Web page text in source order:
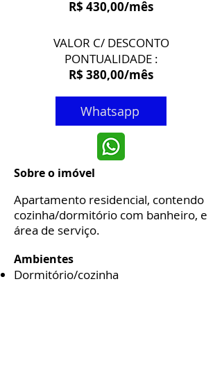
R$ 430,00/mês
VALOR C/ DESCONTO
PONTUALIDADE :
R$ 380,00/mês
Whatsapp
Sobre o imóvel
Apartamento residencial, contendo
cozinha/dormitório com banheiro, e
área de serviço.
Ambientes
Dormitório/cozinha